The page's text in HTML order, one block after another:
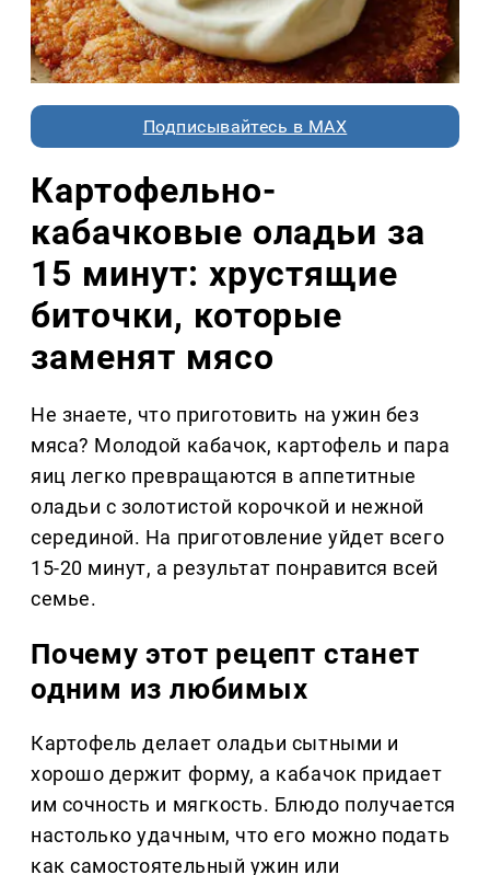
Подписывайтесь в MAX
Картофельно-
кабачковые оладьи за
15 минут: хрустящие
биточки, которые
заменят мясо
Не знаете, что приготовить на ужин без
мяса? Молодой кабачок, картофель и пара
яиц легко превращаются в аппетитные
оладьи с золотистой корочкой и нежной
серединой. На приготовление уйдет всего
15-20 минут, а результат понравится всей
семье.
Почему этот рецепт станет
одним из любимых
Картофель делает оладьи сытными и
хорошо держит форму, а кабачок придает
им сочность и мягкость. Блюдо получается
настолько удачным, что его можно подать
как самостоятельный ужин или